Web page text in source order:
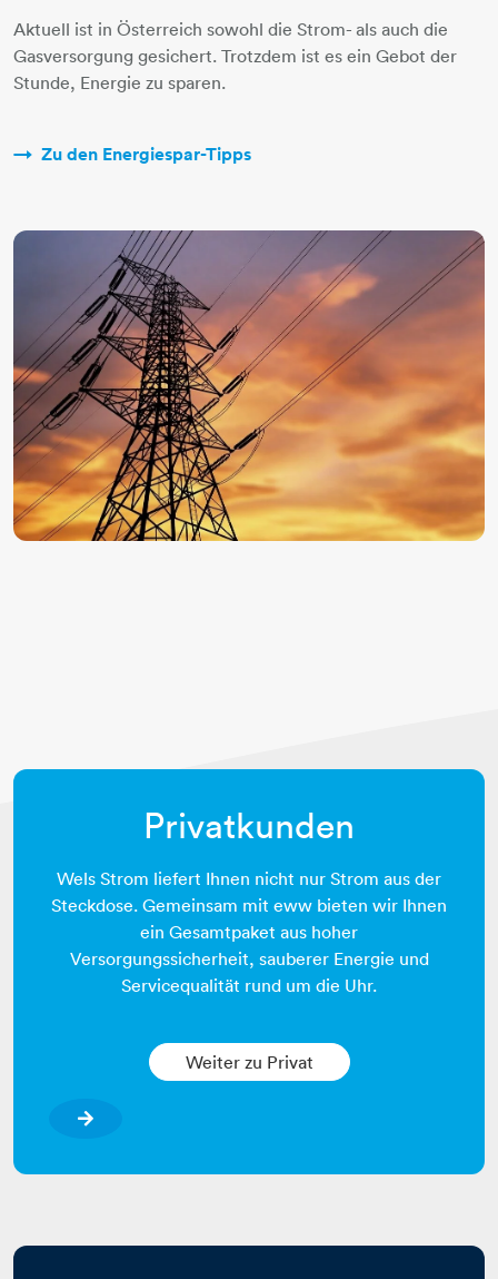
Aktuell ist in Österreich sowohl die Strom- als auch die
Gasversorgung gesichert. Trotzdem ist es ein Gebot der
Stunde, Energie zu sparen.
Zu den Energiespar-Tipps
Privatkunden
Wels Strom liefert Ihnen nicht nur Strom aus der
Steckdose. Gemeinsam mit eww bieten wir Ihnen
ein Gesamtpaket aus hoher
Versorgungssicherheit, sauberer Energie und
Servicequalität rund um die Uhr.
Weiter zu Privat
Privatkunden Link